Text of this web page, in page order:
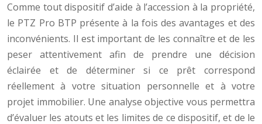
Comme tout dispositif d’aide à l’accession à la propriété,
le PTZ Pro BTP présente à la fois des avantages et des
inconvénients. Il est important de les connaître et de les
peser attentivement afin de prendre une décision
éclairée et de déterminer si ce prêt correspond
réellement à votre situation personnelle et à votre
projet immobilier. Une analyse objective vous permettra
d’évaluer les atouts et les limites de ce dispositif, et de le